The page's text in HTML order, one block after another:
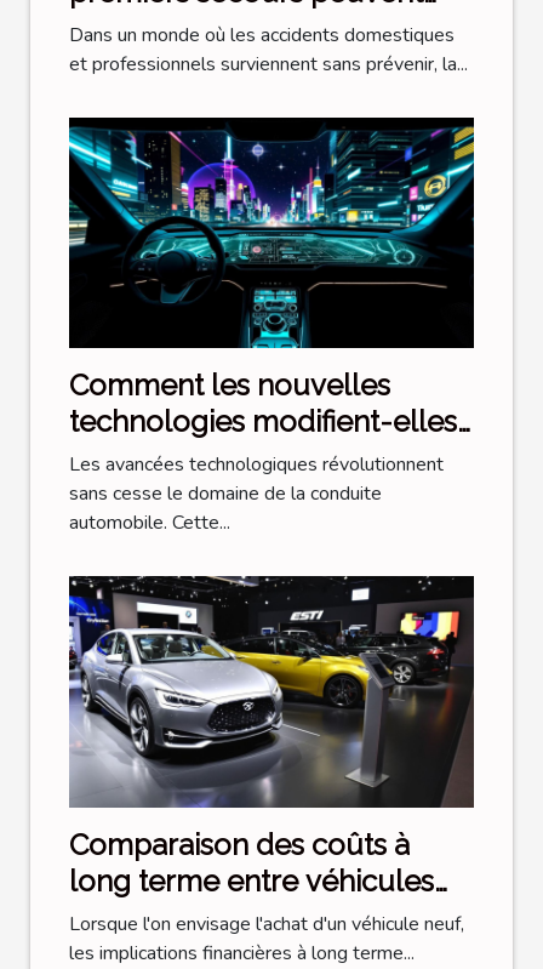
sauver des vies ?
Dans un monde où les accidents domestiques
et professionnels surviennent sans prévenir, la...
Comment les nouvelles
technologies modifient-elles
les pratiques de conduite ?
Les avancées technologiques révolutionnent
sans cesse le domaine de la conduite
automobile. Cette...
Comparaison des coûts à
long terme entre véhicules
hybrides et électriques
Lorsque l'on envisage l'achat d'un véhicule neuf,
les implications financières à long terme...